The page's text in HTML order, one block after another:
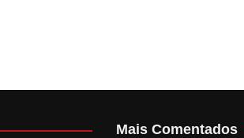
Mais Comentados